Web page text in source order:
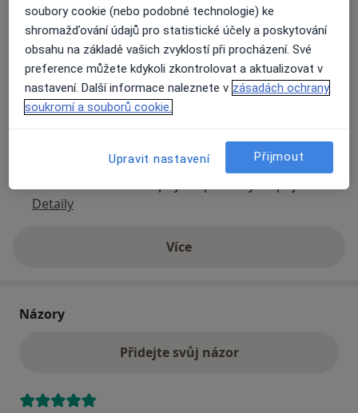
Přiblížit mapuse otevře v nové záložce
Dostupnost
Na této adrese online kalendář není aktivní
Co mám v takové situaci udělat?
Způsoby platby (soukromé návštěvy)
Na teto adrese lékař přijímá pacienty na pojišťovnu
Detaily
Víceo adrese
Názory
Přidejte svůj názor
soubory cookie (nebo podobné technologie) ke
shromažďování údajů pro statistické účely a poskytování
obsahu na základě vašich zvyklostí při procházení. Své
preference můžete kdykoli zkontrolovat a aktualizovat v
nastavení. Další informace naleznete v zásadách ochrany
soukromí a souborů cookie.
Upravit nastavení Přijmout